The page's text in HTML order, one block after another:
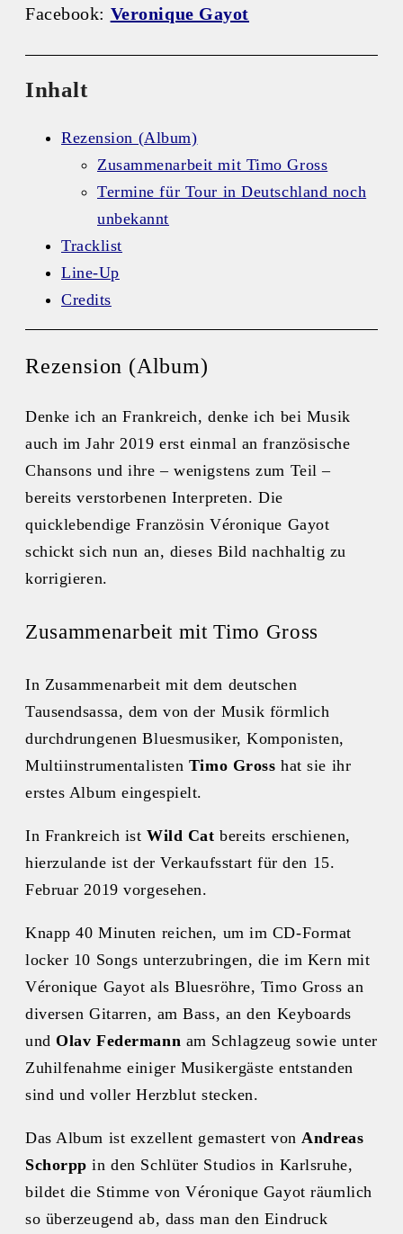
Facebook: Veronique Gayot
Inhalt
Rezension (Album)
Zusammenarbeit mit Timo Gross
Termine für Tour in Deutschland noch
unbekannt
Tracklist
Line-Up
Credits
Rezension (Album)
Denke ich an Frankreich, denke ich bei Musik
auch im Jahr 2019 erst einmal an französische
Chansons und ihre – wenigstens zum Teil –
bereits verstorbenen Interpreten. Die
quicklebendige Französin Véronique Gayot
schickt sich nun an, dieses Bild nachhaltig zu
korrigieren.
Zusammenarbeit mit Timo Gross
In Zusammenarbeit mit dem deutschen
Tausendsassa, dem von der Musik förmlich
durchdrungenen Bluesmusiker, Komponisten,
Multiinstrumentalisten Timo Gross hat sie ihr
erstes Album eingespielt.
In Frankreich istWild Cat bereits erschienen,
hierzulande ist der Verkaufsstart für den 15.
Februar 2019 vorgesehen.
Knapp 40 Minuten reichen, um im CD-Format
locker 10 Songs unterzubringen, die im Kern mit
Véronique Gayot als Bluesröhre, Timo Gross an
diversen Gitarren, am Bass, an den Keyboards
und Olav Federmann am Schlagzeug sowie unter
Zuhilfenahme einiger Musikergäste entstanden
sind und voller Herzblut stecken.
Das Album ist exzellent gemastert vonAndreas
Schorpp in den Schlüter Studios in Karlsruhe,
bildet die Stimme von Véronique Gayot räumlich
so überzeugend ab, dass man den Eindruck